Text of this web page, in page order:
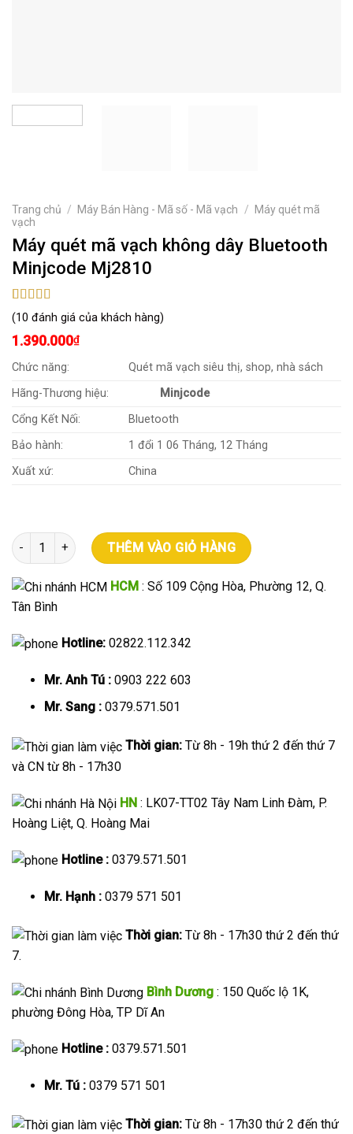
Trang chủ / Máy Bán Hàng - Mã số - Mã vạch /
Máy quét mã
vạch
Máy quét mã vạch không dây Bluetooth
Minjcode Mj2810
4.89trên 5
dựa trên
9
đánh giá
(10 đánh giá của khách hàng)
1.390.000₫
Chức năng:
Quét mã vạch siêu thị, shop, nhà sách
Hãng-Thương hiệu:
Minjcode
Cổng Kết Nối:
Bluetooth
Bảo hành:
1 đổi 1 06 Tháng, 12 Tháng
Xuất xứ:
China
Máy quét mã vạch không dây Bluetooth Minjcode Mj2810 số
THÊM VÀO GIỎ HÀNG
HCM : Số 109 Cộng Hòa, Phường 12, Q.
Tân Bình
Hotline: 02822.112.342
Mr. Anh Tú :0903 222 603
Mr. Sang :0379.571.501
Thời gian: Từ 8h - 19h thứ 2 đến thứ 7
và CN từ 8h - 17h30
HN : LK07-TT02 Tây Nam Linh Đàm, P.
Hoàng Liệt, Q. Hoàng Mai
Hotline : 0379.571.501
Mr. Hạnh :0379 571 501
Thời gian: Từ 8h - 17h30 thứ 2 đến thứ
7.
Bình Dương : 150 Quốc lộ 1K,
phường Đông Hòa, TP Dĩ An
Hotline : 0379.571.501
Mr. Tú :0379 571 501
Thời gian: Từ 8h - 17h30 thứ 2 đến thứ